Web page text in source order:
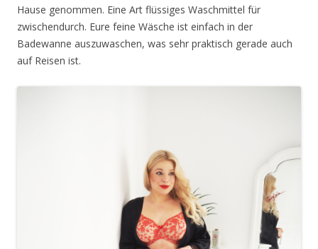
Hause genommen. Eine Art flüssiges Waschmittel für
zwischendurch. Eure feine Wäsche ist einfach in der
Badewanne auszuwaschen, was sehr praktisch gerade auch
auf Reisen ist.